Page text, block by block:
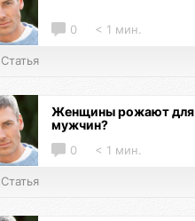
0 < 1 мин.
Статья
Женщины рожают для
мужчин?
0 < 1 мин.
Статья